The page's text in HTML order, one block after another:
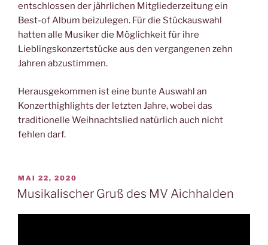
entschlossen der jährlichen Mitgliederzeitung ein
Best-of Album beizulegen. Für die Stückauswahl
hatten alle Musiker die Möglichkeit für ihre
Lieblingskonzertstücke aus den vergangenen zehn
Jahren abzustimmen.
Herausgekommen ist eine bunte Auswahl an
Konzerthighlights der letzten Jahre, wobei das
traditionelle Weihnachtslied natürlich auch nicht
fehlen darf.
VERÖFFENTLICHT
AM
MAI 22, 2020
Musikalischer Gruß des MV Aichhalden